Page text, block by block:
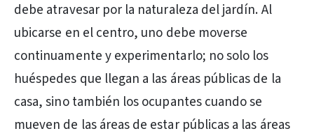
debe atravesar por la naturaleza del jardín. Al
ubicarse en el centro, uno debe moverse
continuamente y experimentarlo; no solo los
huéspedes que llegan a las áreas públicas de la
casa, sino también los ocupantes cuando se
mueven de las áreas de estar públicas a las áreas